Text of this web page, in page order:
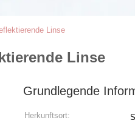
Linse
Linse
Grundlegende
Herkunftsort: